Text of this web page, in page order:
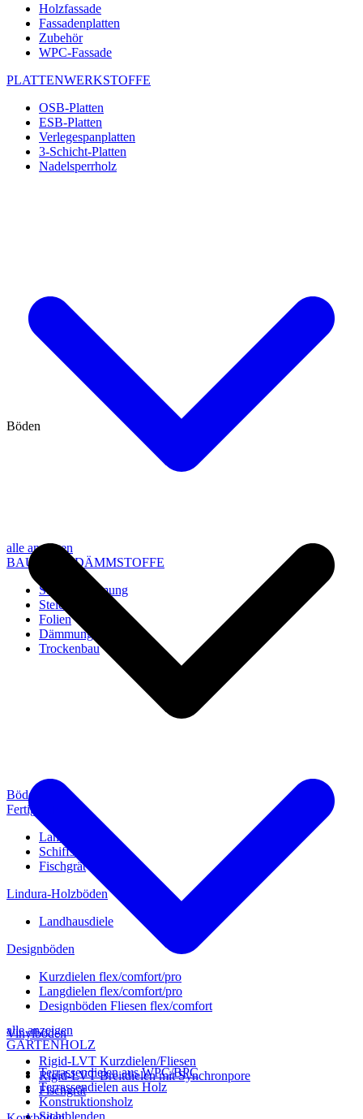
Holzfassade
Fassadenplatten
Zubehör
WPC-Fassade
PLATTENWERKSTOFFE
OSB-Platten
ESB-Platten
Verlegespanplatten
3-Schicht-Platten
Nadelsperrholz
alle anzeigen
BAU- UND DÄMMSTOFFE
Steico Dämmung
Steico Zubehör
Folien
Dämmung
Trockenbau
alle anzeigen
GARTENHOLZ
Terrassendielen aus WPC/BPC
Terrassendielen aus Holz
Konstruktionsholz
Sichtblenden
Böden
Böden
Fertigparkett
Landhausdiele
Schiffsboden
Fischgrät
Lindura-Holzböden
Landhausdiele
Designböden
Kurzdielen flex/comfort/pro
Langdielen flex/comfort/pro
Designböden Fliesen flex/comfort
Vinylböden
Rigid-LVT Kurzdielen/Fliesen
Rigid-LVT Breitdielen mit Synchronpore
Fischgrät